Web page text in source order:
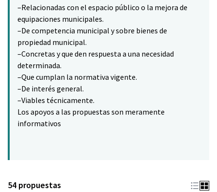
–Relacionadas con el espacio público o la mejora de
equipaciones municipales.
–De competencia municipal y sobre bienes de
propiedad municipal.
–Concretas y que den respuesta a una necesidad
determinada.
–Que cumplan la normativa vigente.
–De interés general.
–Viables técnicamente.
Los apoyos a las propuestas son meramente
informativos
54 propuestas